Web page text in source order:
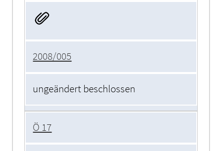
2008/005
ungeändert beschlossen
Ö 17